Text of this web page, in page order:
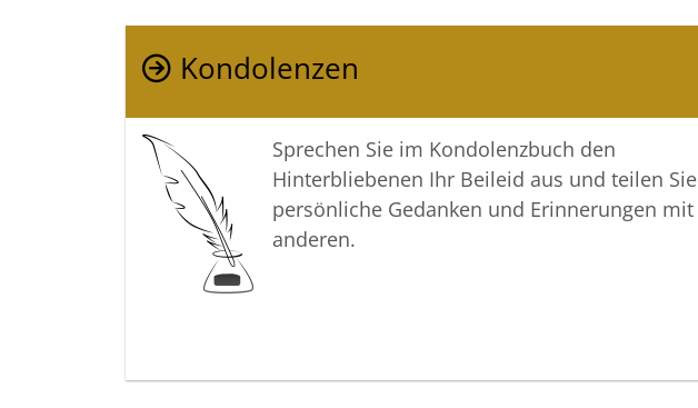
Kondolenzen
Sprechen Sie im Kondolenzbuch den
Hinterbliebenen Ihr Beileid aus und teilen Sie
persönliche Gedanken und Erinnerungen mit
anderen.